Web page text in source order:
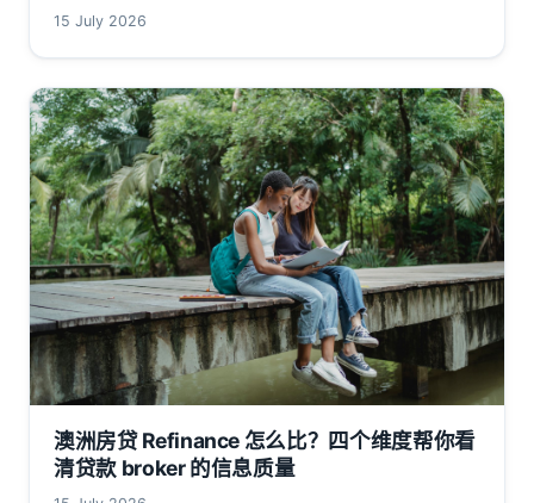
15 July 2026
澳洲房贷 Refinance 怎么比？四个维度帮你看
清贷款 broker 的信息质量